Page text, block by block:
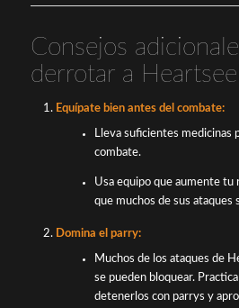
Consejos
derrotar a
Equípate bien antes del combate:
Lleva suficientes medicinas
combate.
Usa equipo que aumente tu
que muchos de sus ataques
Domina el parry:
Muchos de los ataques de
se pueden bloquear.
detenerlos con parrys y